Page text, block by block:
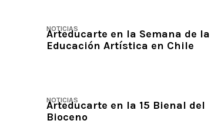
NOTICIAS
Arteducarte en la Semana de la
Educación Artística en Chile
NOTICIAS
Arteducarte en la 15 Bienal del
Bioceno